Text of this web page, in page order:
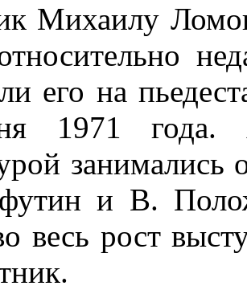
Михаилу
его на
1971 года.
занимались
и В.
весь рост